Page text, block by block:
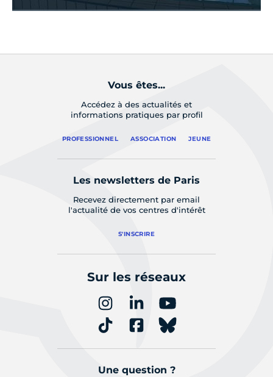
Vous êtes...
Accédez à des actualités et
informations pratiques par profil
PROFESSIONNEL ASSOCIATION JEUNE
Les newsletters de Paris
Recevez directement par email
l'actualité de vos centres d'intérêt
S'INSCRIRE
Sur les réseaux
Une question ?